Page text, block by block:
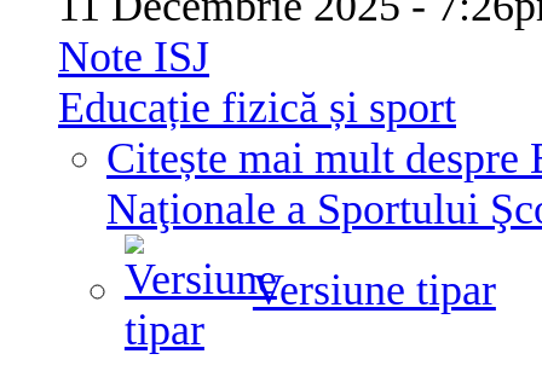
Note ISJ
Educație fizică și sport
Citește mai mult despre
Naţionale a Sportului
Versiune tipar